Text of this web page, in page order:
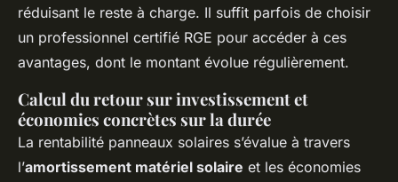
réduisant le reste à charge. Il suffit parfois de choisir
un professionnel certifié RGE pour accéder à ces
avantages, dont le montant évolue régulièrement.
Calcul du retour sur investissement et
économies concrètes sur la durée
La rentabilité panneaux solaires s’évalue à travers
l’amortissement matériel solaire et les économies